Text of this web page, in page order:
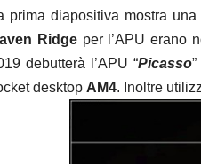
prima diapositiva mostra
Ridgeper l’APU erano
debutterà l’APU “Picasso
desktop AM4. Inoltre